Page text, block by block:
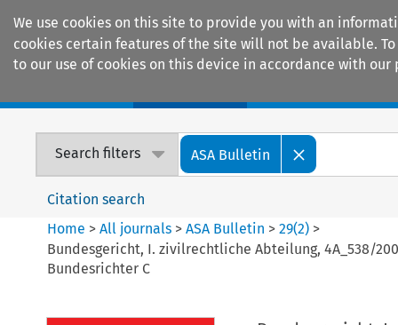
We use cookies on this site to provide you with an
cookies certain features of the site will not be available.
to our use of cookies on this device in accordance with our
Search filters ASA Bulletin
Citation search
Home >All journals >ASA Bulletin >29(2) >
Bundesgericht, I. zivilrechtliche Abteilung, 4A_538/
Bundesrichter C